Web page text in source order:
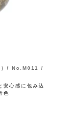
）/ No.M011 /
安心感に包み込
色